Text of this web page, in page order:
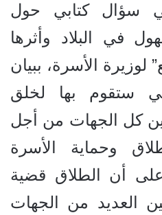
سؤال كتابي حول
في البلاد وأثرها
لوزيرة الأسرة، ببيان
ستقوم بها لخلق
كل الجهات من أجل
وحماية الأسرة
أن الطلاق قضية
العديد من الجهات